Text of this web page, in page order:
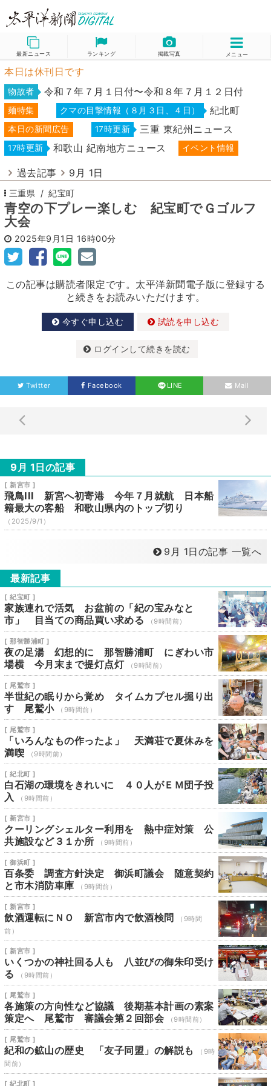
最新ニュース ランキング 掲載写真 メニュー
本日は休刊日です
物故者 令和７年７月１日付〜令和８年７月１２日付
麺特集 クマの目撃情報（８月３日、４日） 紀北町
本日の新聞広告 17時更新 三重 東紀州ニュース
17時更新 和歌山 紀南地方ニュース イベント情報
過去記事 9月 1日
三重県 紀宝町
青空の下プレー楽しむ 紀宝町でＧゴルフ
大会
2025年9月1日 16時00分
この記事は購読者限定です。太平洋新聞電子版に登録する
と続きをお読みいただけます。
今すぐ申し込む 試読を申し込む
ログインして続きを読む
Twitter Facebook LINE Mail
9月 1日の記事
[ 新宮市 ]
飛鳥III 新宮へ初寄港 今年７月就航 日本船
籍最大の客船 和歌山県内のトップ切り
（2025/9/1）
9月 1日の記事 一覧へ
最新記事
[ 紀宝町 ]
家族連れで活気 お盆前の「紀の宝みなと
市」 目当ての商品買い求める
（9時間前）
[ 那智勝浦町 ]
夜の足湯 幻想的に 那智勝浦町 にぎわい市
場横 今月末まで提灯点灯
（9時間前）
[ 尾鷲市 ]
半世紀の眠りから覚め タイムカプセル掘り出
す 尾鷲小
（9時間前）
[ 尾鷲市 ]
「いろんなもの作ったよ」 天満荘で夏休みを
満喫
（9時間前）
[ 紀北町 ]
白石湖の環境をきれいに ４０人がＥＭ団子投
入
（9時間前）
[ 新宮市 ]
クーリングシェルター利用を 熱中症対策 公
共施設など３１か所
（9時間前）
[ 御浜町 ]
百条委 調査方針決定 御浜町議会 随意契約
と市木消防車庫
（9時間前）
[ 新宮市 ]
飲酒運転にＮＯ 新宮市内で飲酒検問
（9時間
前）
[ 新宮市 ]
いくつかの神社回る人も 八並びの御朱印受け
る
（9時間前）
[ 尾鷲市 ]
各施策の方向性など協議 後期基本計画の素案
策定へ 尾鷲市 審議会第２回部会
（9時間前）
[ 尾鷲市 ]
紀和の鉱山の歴史 「友子同盟」の解説も
（9時
間前）
[ 紀北町 ]